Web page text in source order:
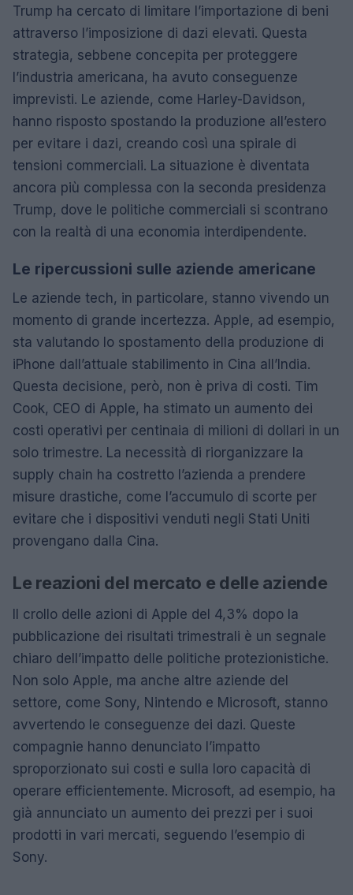
Trump ha cercato di limitare l’importazione di beni
attraverso l’imposizione di dazi elevati. Questa
strategia, sebbene concepita per proteggere
l’industria americana, ha avuto conseguenze
imprevisti. Le aziende, come Harley-Davidson,
hanno risposto spostando la produzione all’estero
per evitare i dazi, creando così una spirale di
tensioni commerciali. La situazione è diventata
ancora più complessa con la seconda presidenza
Trump, dove le politiche commerciali si scontrano
con la realtà di una economia interdipendente.
Le ripercussioni sulle aziende americane
Le aziende tech, in particolare, stanno vivendo un
momento di grande incertezza. Apple, ad esempio,
sta valutando lo spostamento della produzione di
iPhone dall’attuale stabilimento in Cina all’India.
Questa decisione, però, non è priva di costi. Tim
Cook, CEO di Apple, ha stimato un aumento dei
costi operativi per centinaia di milioni di dollari in un
solo trimestre. La necessità di riorganizzare la
supply chain ha costretto l’azienda a prendere
misure drastiche, come l’accumulo di scorte per
evitare che i dispositivi venduti negli Stati Uniti
provengano dalla Cina.
Le reazioni del mercato e delle aziende
Il crollo delle azioni di Apple del 4,3% dopo la
pubblicazione dei risultati trimestrali è un segnale
chiaro dell’impatto delle politiche protezionistiche.
Non solo Apple, ma anche altre aziende del
settore, come Sony, Nintendo e Microsoft, stanno
avvertendo le conseguenze dei dazi. Queste
compagnie hanno denunciato l’impatto
sproporzionato sui costi e sulla loro capacità di
operare efficientemente. Microsoft, ad esempio, ha
già annunciato un aumento dei prezzi per i suoi
prodotti in vari mercati, seguendo l’esempio di
Sony.